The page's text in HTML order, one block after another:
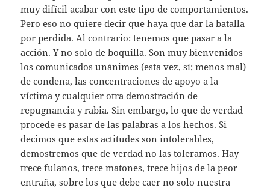
muy difícil acabar con este tipo de comportamientos.
Pero eso no quiere decir que haya que dar la batalla
por perdida. Al contrario: tenemos que pasar a la
acción. Y no solo de boquilla. Son muy bienvenidos
los comunicados unánimes (esta vez, sí; menos mal)
de condena, las concentraciones de apoyo a la
víctima y cualquier otra demostración de
repugnancia y rabia. Sin embargo, lo que de verdad
procede es pasar de las palabras a los hechos. Si
decimos que estas actitudes son intolerables,
demostremos que de verdad no las toleramos. Hay
trece fulanos, trece matones, trece hijos de la peor
entraña, sobre los que debe caer no solo nuestra